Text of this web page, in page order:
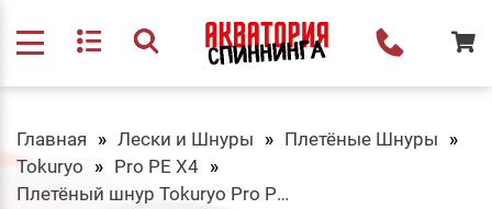
Главная Лески и Шнуры
Плетёные Шнуры
Tokuryo
Pro PE X4
Плетёный шнур Tokuryo Pro PE X4 Yellow 0.6 PE 150 m